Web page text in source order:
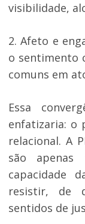
visibilidade,
2. Afeto e
o sentimento
comuns em
Essa
enfatizaria: o
relacional. A
são
capacidade
resistir, de
sentidos de